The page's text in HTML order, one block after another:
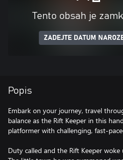
Tento obsah je
ZADEJTE DATUM
Popis
Embark on your journey, travel
balance as the Rift Keeper in this
platformer with challenging, fast-
Duty called and the Rift Keeper